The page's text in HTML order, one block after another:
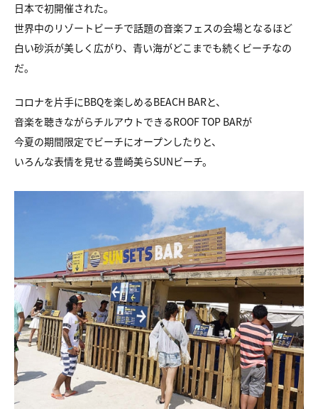
日本で初開催された。
世界中のリゾートビーチで話題の音楽フェスの会場となるほど
白い砂浜が美しく広がり、青い海がどこまでも続くビーチなの
だ。
コロナを片手にBBQを楽しめるBEACH BARと、
音楽を聴きながらチルアウトできるROOF TOP BARが
今夏の期間限定でビーチにオープンしたりと、
いろんな表情を見せる豊崎美らSUNビーチ。